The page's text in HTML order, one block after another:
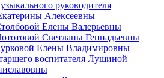
руководителя
Алексеевны
Елены Валерьевны
Светланы Геннадьевны
Елены Владимировны
воспитателя Лушиной